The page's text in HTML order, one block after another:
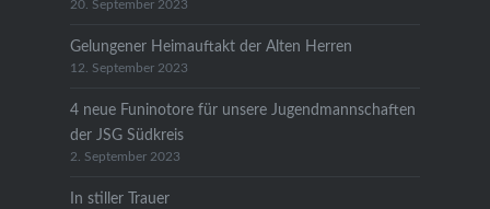
20. September 2023
Gelungener Heimauftakt der Alten Herren
12. September 2023
4 neue Funinotore für unsere Jugendmannschaften
der JSG Südkreis
2. September 2023
In stiller Trauer